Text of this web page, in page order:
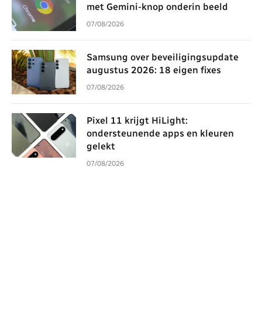
met Gemini-knop onderin beeld
07/08/2026
Samsung over beveiligingsupdate
augustus 2026: 18 eigen fixes
07/08/2026
Pixel 11 krijgt HiLight:
ondersteunende apps en kleuren
gelekt
07/08/2026